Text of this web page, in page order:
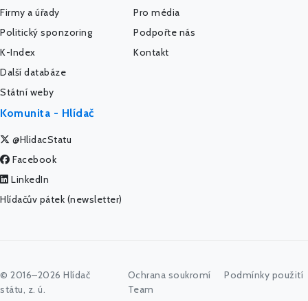
Firmy a úřady
Politický sponzoring
K-Index
Další databáze
Státní weby
Pro média
Podpořte nás
Kontakt
Komunita - Hlídač
@HlidacStatu
Facebook
LinkedIn
Hlídačův pátek (newsletter)
© 2016–2026 Hlídač
státu, z. ú.
Ochrana soukromí
Podmínky použití
Team